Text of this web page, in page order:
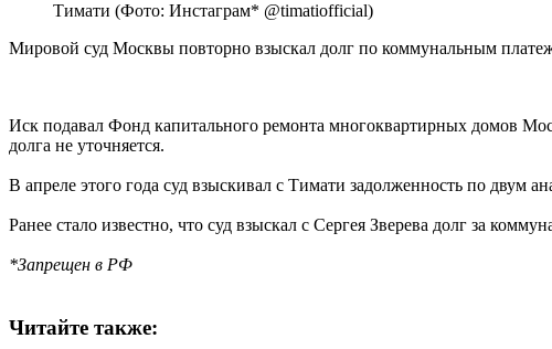
Тимати (Фото: Инстаграм* @timatiofficial)
Мировой суд Москвы повторно взыскал долг по коммунальным
Иск подавал Фонд капитального ремонта многоквартирных домов
долга не уточняется.
В апреле этого года суд взыскивал с Тимати задолженность по
Ранее стало известно, что суд взыскал с Сергея Зверева долг за
*Запрещен в РФ
Читайте также: